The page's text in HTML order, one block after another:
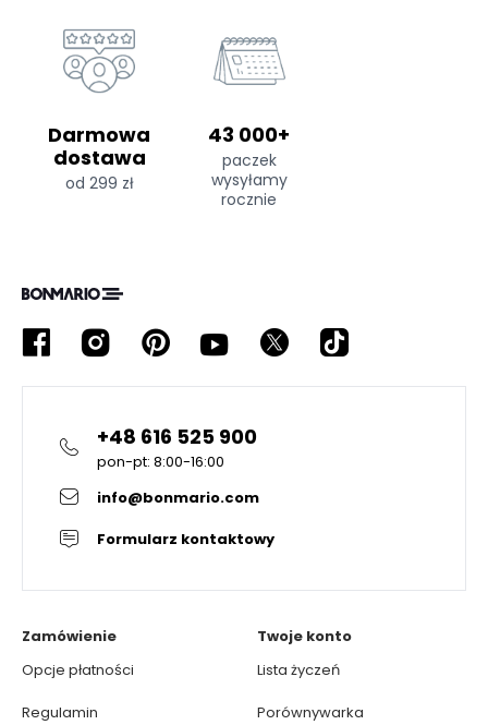
Darmowa
dostawa
od 299 zł
43 000+
paczek
wysyłamy
rocznie
+48 616 525 900
pon-pt: 8:00-16:00
info@bonmario.com
Formularz kontaktowy
Zamówienie
Opcje płatności
Regulamin
Twoje konto
Lista życzeń
Porównywarka